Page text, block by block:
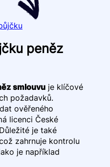
peněz
smlouvuje klíčové
požadavků.
ověřeného
licenci České
je také
zahrnuje kontrolu
je například